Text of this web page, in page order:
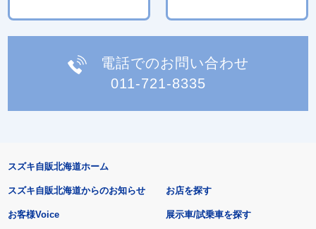
電話でのお問い合わせ
011-721-8335
スズキ自販北海道ホーム
スズキ自販北海道からのお知らせ
お客様Voice
お店を探す
展示車/試乗車を探す